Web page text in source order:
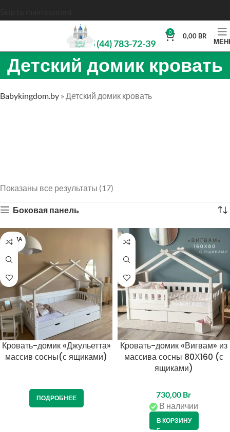
+375 (44) 783-72-39
0 0,00 BR
Детский домик кровать
Babykingdom.by » Детский домик кровать
Показаны все результаты (17)
Боковая панель
ПРОДА
НО
Кровать-домик «Джульетта»
массив сосны(с ящиками)
ПОДРОБНЕЕ
Кровать-домик «Вигвам» из
массива сосны 80Х160 (с
ящиками)
730,00 Br
В наличии
В КОРЗИНУ